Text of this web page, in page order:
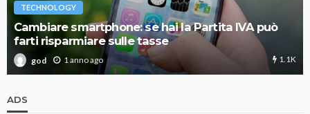
TECHNOLOGY
Cambiare smartphone: se hai la Partita IVA può
farti risparmiare sulle tasse
god 1 anno ago 1.1K
ADS